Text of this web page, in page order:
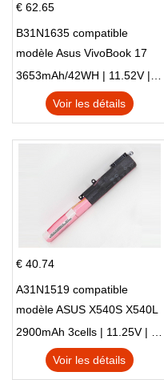
€ 62.65
B31N1635 compatible
modèle Asus VivoBook 17
X705NC X705UA X705UV
X705UN X705UD
3653mAh/42WH | 11.52V | Li-ion ...
Voir les détails
€ 40.74
A31N1519 compatible
modèle ASUS X540S X540L
X540LA-SI302 X540SA
X540S
2900mAh 3cells | 11.25V | Li-ion ...
Voir les détails